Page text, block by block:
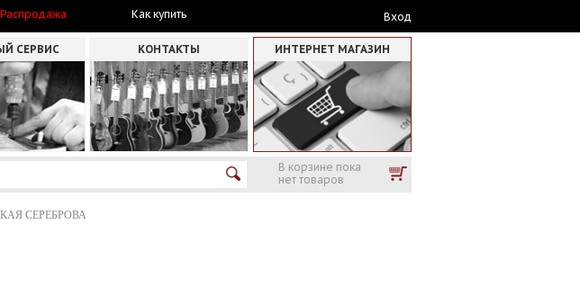
Распродажа Как купить Вход
СЕРВИС КОНТАКТЫ ИНТЕРНЕТ МАГАЗИН
В корзине пока
нет товаров
СЕРЕБРОВА